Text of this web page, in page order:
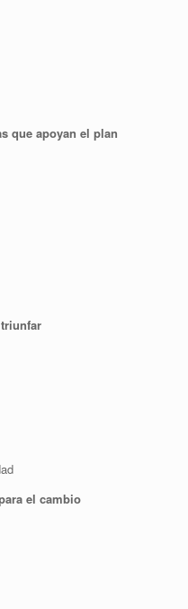
que apoyan el plan
el cambio